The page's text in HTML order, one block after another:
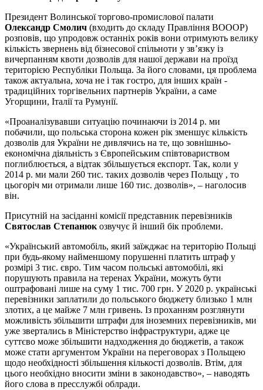
Президент Волинської торгово-промислової палати
Олександр Смолич (входить до складу Правління ВОООР)
розповів, що упродовж останніх років вони отримують велику
кількість звернень від бізнесової спільноти у зв’язку із
вичерпанням квоти дозволів для нашої держави на проїзд
територією Республіки Польща. За його словами, ця проблема
також актуальна, хоча не і так гостро, для інших країн -
традиційних торгівельних партнерів України, а саме
Угорщини, Італії та Румунії.
«Проаналізувавши ситуацію починаючи із 2014 р. ми
побачили, що польська сторона кожен рік зменшує кількість
дозволів для України не дивлячись на те, що зовнішньо-
економічна діяльність з Європейським співтовариством
поглиблюється, а відтак збільшується експорт. Так, коли у
2014 р. ми мали 260 тис. таких дозволів через Польщу , то
цьогоріч ми отримали лише 160 тис. дозволів», – наголосив
він.
Присутній на засіданні комісії представник перевізників
Святослав Степанюк озвучує й інший бік проблеми.
«Український автомобіль, який заїжджає на територію Польщі
при будь-якому найменшому порушенні платить штраф у
розмірі 3 тис. євро. Тим часом польські автомобілі, які
порушують правила на теренах України, можуть бути
оштрафовані лише на суму 1 тис. 700 грн. У 2020 р. українські
перевізники заплатили до польського бюджету близько 1 млн
злотих, а це майже 7 млн гривень. Із проханням розглянути
можливість збільшити штрафи для іноземних перевізників, ми
уже звертались в Міністерство інфраструктури, адже це
суттєво може збільшити надходження до бюджетів, а також
може стати аргументом України на переговорах з Польщею
щодо необхідності збільшення кількості дозволів. Втім, для
цього необхідно вносити зміни в законодавство», – наводять
його слова в пресслужбі облради.